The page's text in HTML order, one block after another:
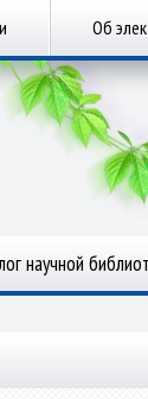
Об
научной